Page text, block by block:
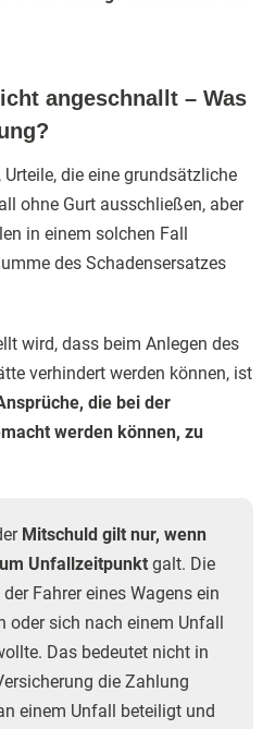
angeschnallt – Was
die eine grundsätzliche
ohne Gurt ausschließen, aber
in einem solchen Fall
des Schadensersatzes
wird, dass beim Anlegen des
verhindert werden können, ist
die bei der
werden können, zu
Mitschuld gilt nur, wenn
Unfallzeitpunkt galt. Die
Fahrer eines Wagens ein
sich nach einem Unfall
Das bedeutet nicht in
die Zahlung
einem Unfall beteiligt und